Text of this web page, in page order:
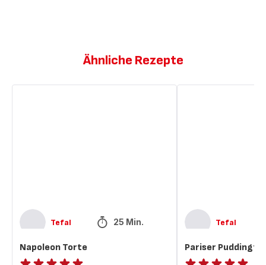
Ähnliche Rezepte
Tefal 25 Min.
Napoleon Torte
Tefal
Pariser